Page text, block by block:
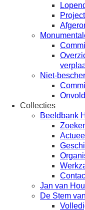
Niet-
Collecties
Beeldbank
Jan van
De Stem